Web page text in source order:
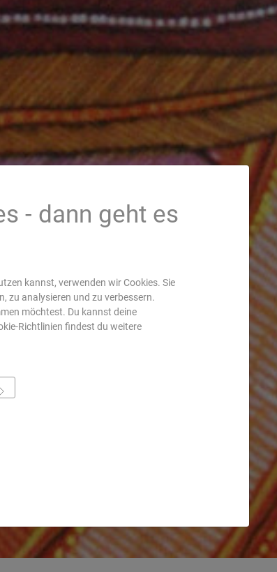
- dann geht es
kannst, verwenden wir Cookies. Sie
zu analysieren und zu verbessern.
möchtest. Du kannst deine
Richtlinien findest du weitere